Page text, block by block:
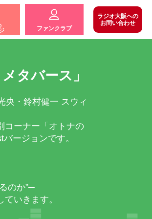
ファンクラブ
ラジオ大阪への
お問い合わせ
タバース」
央・鈴村健一 スウィ
コーナー「オトナの
ージョンです。
のか”─
いきます。